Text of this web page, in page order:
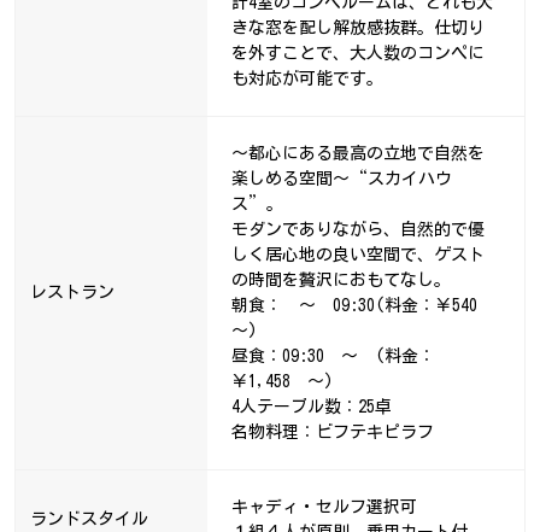
きな窓を配し解放感抜群。仕切り
を外すことで、大人数のコンペに
も対応が可能です。
レストラン
～都心にある最高の立地で自然を
楽しめる空間～“スカイハウ
ス”。
モダンでありながら、自然的で優
しく居心地の良い空間で、ゲスト
の時間を贅沢におもてなし。
朝食： ～ 09:30(料金：￥540
～)
昼食：09:30 ～ (料金：
￥1,458 ～)
4人テーブル数：25卓
名物料理：ビフテキピラフ
ランドスタイル
キャディ・セルフ選択可